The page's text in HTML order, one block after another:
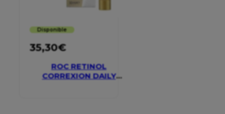
Disponible
35,30€
ROC RETINOL
CORREXION DAILY